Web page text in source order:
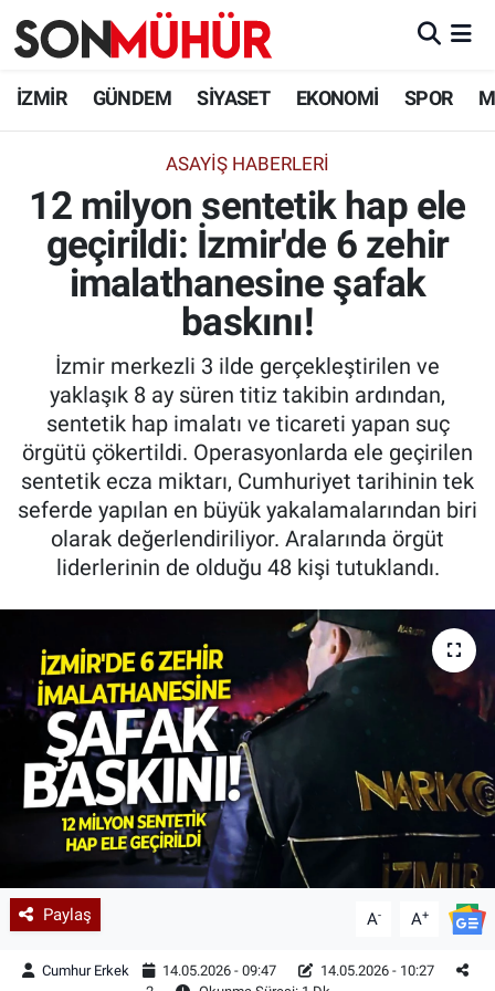
İZMİR GÜNDEM SİYASET EKONOMİ SPOR
ASAYIŞ HABERLERI
12 milyon sentetik hap ele
geçirildi: İzmir'de 6 zehir
imalathanesine şafak
baskını!
İzmir merkezli 3 ilde gerçekleştirilen ve
yaklaşık 8 ay süren titiz takibin ardından,
sentetik hap imalatı ve ticareti yapan suç
örgütü çökertildi. Operasyonlarda ele geçirilen
sentetik ecza miktarı, Cumhuriyet tarihinin tek
seferde yapılan en büyük yakalamalarından biri
olarak değerlendiriliyor. Aralarında örgüt
liderlerinin de olduğu 48 kişi tutuklandı.
Paylaş A- A+
Cumhur Erkek 14.05.2026 - 09:47
14.05.2026 - 10:27
İzmir Nöbetçi Eczaneler
İzmir Namaz Vakitleri
İzmir Trafik Yoğunluk Haritası
Süper Lig Puan Durumu ve Fikstür
Tüm Manşetler
Son Dakika Haberleri
Haber Arşivi